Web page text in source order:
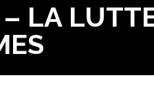
LA